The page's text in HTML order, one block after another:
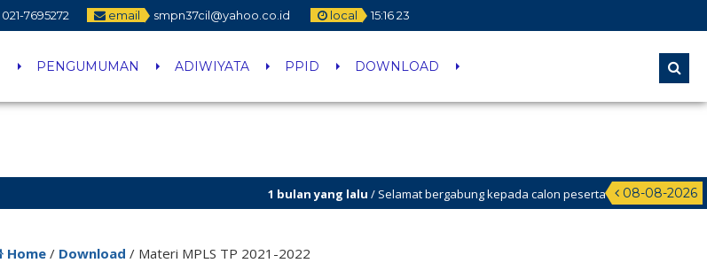
021-7695272 email smpn37cil@yahoo.co.id local 15:16 23
PENGUMUMAN ADIWIYATA PPID DOWNLOAD
08-08-2026
1 bulan yang lalu/ Selamat bergabung kepada calon peserta didik baru yang berhasil
Home / Download / Materi MPLS TP 2021-2022